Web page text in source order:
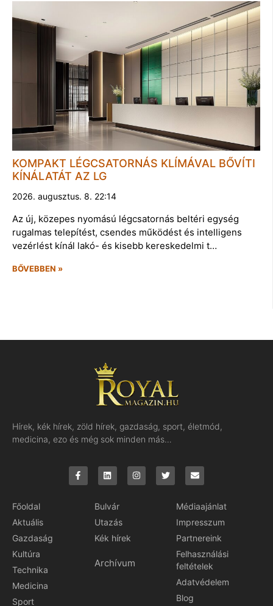
KOMPAKT LÉGCSATORNÁS KLÍMÁVAL BŐVÍTI
KÍNÁLATÁT AZ LG
2026. augusztus. 8. 22:14
Az új, közepes nyomású légcsatornás beltéri egység
rugalmas telepítést, csendes működést és intelligens
vezérlést kínál lakó- és kisebb kereskedelmi t…
BŐVEBBEN »
Hírek, kék hírek, zöld hírek, gazdaság, sport, életmód,
medicina, ezo és még sok minden más…
Főoldal
Aktuális
Gazdaság
Kultúra
Technika
Medicina
Sport
Bulvár
Utazás
Kék hírek
Archívum
Médiaajánlat
Impresszum
Partnereink
Felhasználási
feltételek
Adatvédelem
Blog